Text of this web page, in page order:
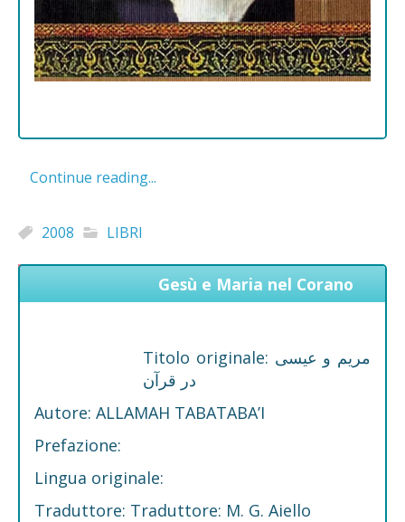
Continue reading...
2008 LIBRI
Gesù e Maria nel Corano
Titolo originale: مریم و عیسی
در قرآن
Autore: ALLAMAH TABATABA’I
Prefazione:
Lingua originale:
Traduttore: Traduttore: M. G. Aiello